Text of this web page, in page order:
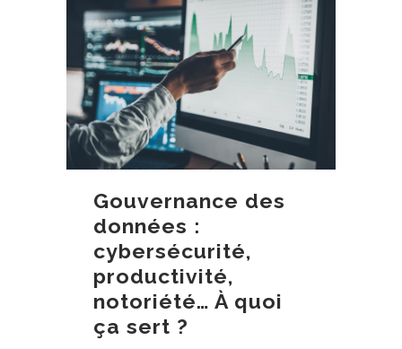
Gouvernance des
données :
cybersécurité,
productivité,
notoriété… À quoi
ça sert ?